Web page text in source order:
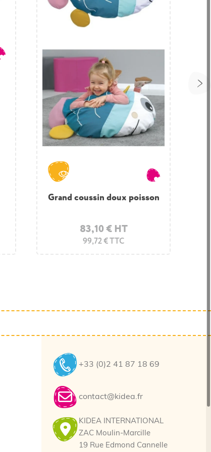
Grand coussin doux poisson
83,10 € HT
99,72 € TTC
Pouf poussin
112,50 € HT
135,00 € TTC
+33 (0)2 41 87 18 69
contact@kidea.fr
KIDEA INTERNATIONAL
ZAC Moulin-Marcille
19 Rue Edmond Cannelle